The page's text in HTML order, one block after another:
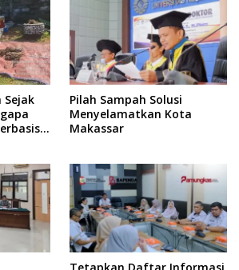
Sejak
Pilah Sampah Solusi
Menyelamatkan Kota
Makassar